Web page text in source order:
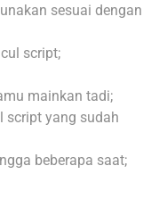
sesuai dengan
script;
mainkan tadi;
script yang sudah
beberapa saat;